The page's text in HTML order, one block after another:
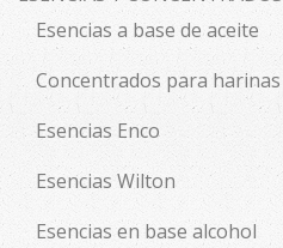
Esencias a base de aceite
Concentrados para harinas
Esencias Enco
Esencias Wilton
Esencias en base alcohol